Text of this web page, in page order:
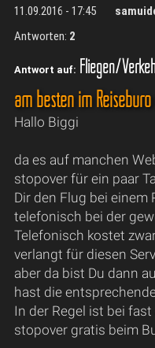
11.09.2016 - 17:45
Antworten: 2
Antwort auf: Fliegen/
am besten im
Hallo Biggi
da es auf manchen
stopover für ein paar
Dir den Flug bei einem
telefonisch bei der
Telefonisch kostet
verlangt für diesen
aber da bist Du dann
hast die
In der Regel ist bei
stopover gratis beim